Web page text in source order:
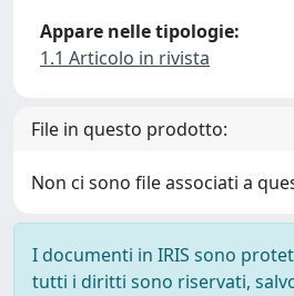
Appare nelle tipologie:
1.1 Articolo in rivista
File in questo prodotto:
Non ci sono file associati a
I documenti in IRIS sono
tutti i diritti sono riservati,